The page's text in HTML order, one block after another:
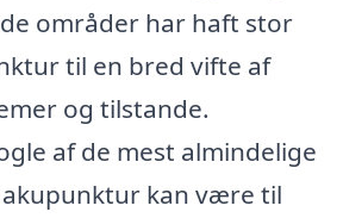
områder har haft stor
til en bred vifte af
og tilstande.
af de mest almindelige
kan være til